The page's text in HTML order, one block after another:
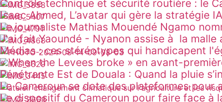
Contrôle technique et sécurité routière : le
INNOVATION
Isaac Ahmed, L’avatar qui gère la stratégie
ACTU
Le journaliste Mathias Mouendé Ngamo
ACTU
J'ai fait Yaoundé - Nyanon assise à la malle
Ô CŒUR DES ADMINISTRATIONS
Médias : ces stéréotypes qui handicapent
DANS LA PRESSE
« When the Levees broke » en avant-
SOCIÉTÉ
Pénétrante Est de Douala : Quand la pluie
SOCIÉTÉ
Le Cameroun se dote des plateformes pour
SOCIÉTÉ
Le dispositif du Cameroun pour faire face à
SANTÉ